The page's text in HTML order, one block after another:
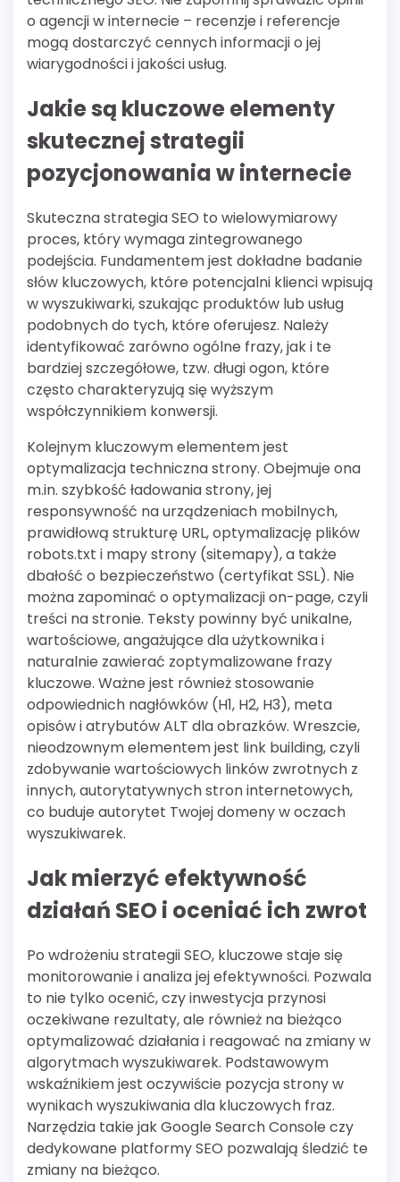
o agencji w internecie – recenzje i referencje
mogą dostarczyć cennych informacji o jej
wiarygodności i jakości usług.
Jakie są kluczowe elementy
skutecznej strategii
pozycjonowania w internecie
Skuteczna strategia SEO to wielowymiarowy
proces, który wymaga zintegrowanego
podejścia. Fundamentem jest dokładne badanie
słów kluczowych, które potencjalni klienci wpisują
w wyszukiwarki, szukając produktów lub usług
podobnych do tych, które oferujesz. Należy
identyfikować zarówno ogólne frazy, jak i te
bardziej szczegółowe, tzw. długi ogon, które
często charakteryzują się wyższym
współczynnikiem konwersji.
Kolejnym kluczowym elementem jest
optymalizacja techniczna strony. Obejmuje ona
m.in. szybkość ładowania strony, jej
responsywność na urządzeniach mobilnych,
prawidłową strukturę URL, optymalizację plików
robots.txt i mapy strony (sitemapy), a także
dbałość o bezpieczeństwo (certyfikat SSL). Nie
można zapominać o optymalizacji on-page, czyli
treści na stronie. Teksty powinny być unikalne,
wartościowe, angażujące dla użytkownika i
naturalnie zawierać zoptymalizowane frazy
kluczowe. Ważne jest również stosowanie
odpowiednich nagłówków (H1, H2, H3), meta
opisów i atrybutów ALT dla obrazków. Wreszcie,
nieodzownym elementem jest link building, czyli
zdobywanie wartościowych linków zwrotnych z
innych, autorytatywnych stron internetowych,
co buduje autorytet Twojej domeny w oczach
wyszukiwarek.
Jak mierzyć efektywność
działań SEO i oceniać ich zwrot
Po wdrożeniu strategii SEO, kluczowe staje się
monitorowanie i analiza jej efektywności. Pozwala
to nie tylko ocenić, czy inwestycja przynosi
oczekiwane rezultaty, ale również na bieżąco
optymalizować działania i reagować na zmiany w
algorytmach wyszukiwarek. Podstawowym
wskaźnikiem jest oczywiście pozycja strony w
wynikach wyszukiwania dla kluczowych fraz.
Narzędzia takie jak Google Search Console czy
dedykowane platformy SEO pozwalają śledzić te
zmiany na bieżąco.